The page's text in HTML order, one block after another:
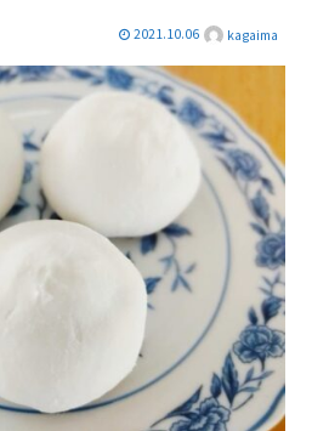
2021.10.06 kagaima